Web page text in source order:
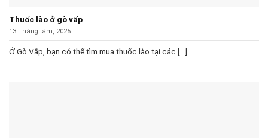
Thuốc lào ở gò vấp
13 Tháng tám, 2025
Ở Gò Vấp, bạn có thể tìm mua thuốc lào tại các [...]